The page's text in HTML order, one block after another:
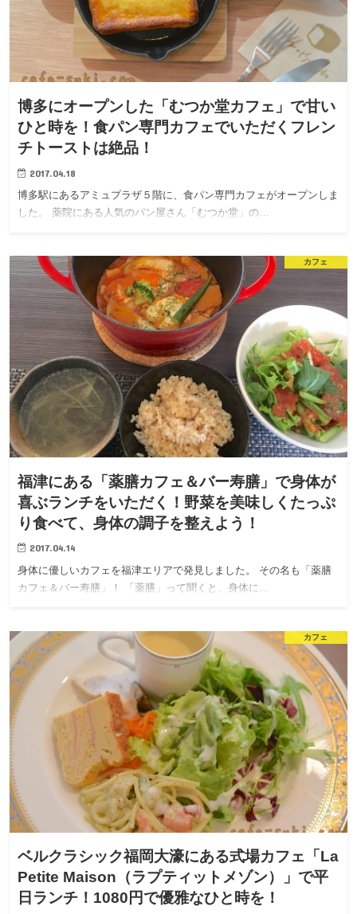
博多にオープンした「むつか堂カフェ」で甘い
ひと時を！食パン専門カフェでいただくフレン
チトーストは絶品！
2017.04.18
博多駅にあるアミュプラザ５階に、食パン専門カフェがオープンしま
した。 薬院にある人気のパン屋さん「むつか堂」の…
カフェ
福津にある「薬膳カフェ＆バー寿膳」で身体が
喜ぶランチをいただく！野菜を美味しくたっぷ
り食べて、身体の調子を整えよう！
2017.04.14
身体に優しいカフェを福津エリアで発見しました。 その名も「薬膳
カフェ＆バー寿膳」！ 「薬膳」って聞くと、身体に…
カフェ
ベルクラシック福岡大濠にある式場カフェ「La
Petite Maison（ラプティットメゾン）」で平
日ランチ！1080円で優雅なひと時を！